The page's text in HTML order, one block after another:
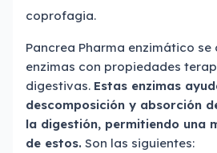
coprofagia.
Pancrea Pharma enzimático se
enzimas con propiedades
digestivas. Estas enzimas
descomposición y absorción
la digestión, permitiendo una
de estos. Son las siguientes: